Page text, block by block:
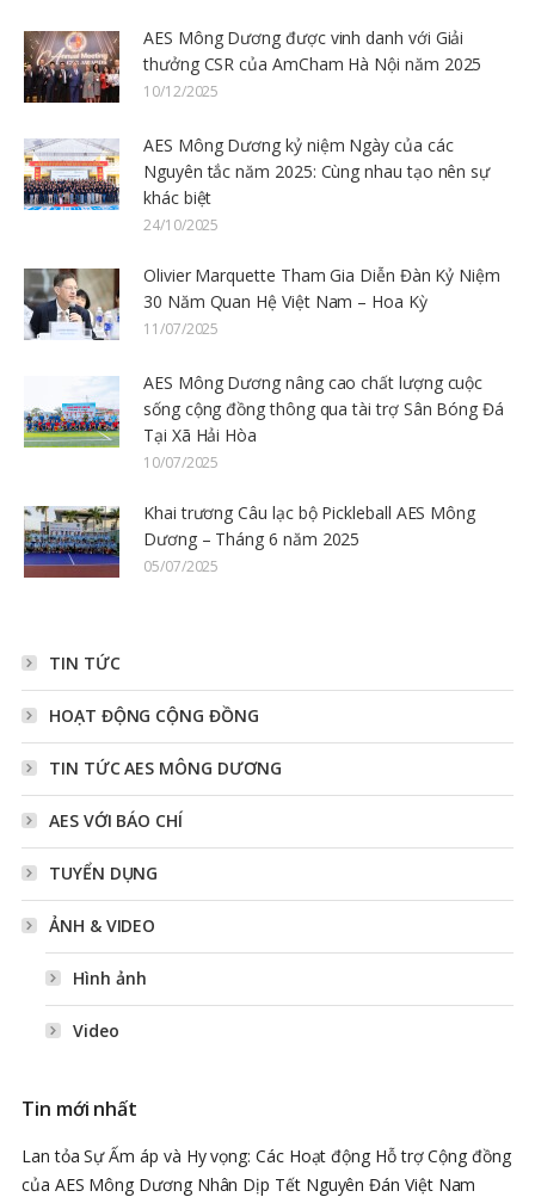
AES Mông Dương được vinh danh với Giải
thưởng CSR của AmCham Hà Nội năm 2025
10/12/2025
AES Mông Dương kỷ niệm Ngày của các
Nguyên tắc năm 2025: Cùng nhau tạo nên sự
khác biệt
24/10/2025
Olivier Marquette Tham Gia Diễn Đàn Kỷ Niệm
30 Năm Quan Hệ Việt Nam – Hoa Kỳ
11/07/2025
AES Mông Dương nâng cao chất lượng cuộc
sống cộng đồng thông qua tài trợ Sân Bóng Đá
Tại Xã Hải Hòa
10/07/2025
Khai trương Câu lạc bộ Pickleball AES Mông
Dương – Tháng 6 năm 2025
05/07/2025
TIN TỨC
HOẠT ĐỘNG CỘNG ĐỒNG
TIN TỨC AES MÔNG DƯƠNG
AES VỚI BÁO CHÍ
TUYỂN DỤNG
ẢNH & VIDEO
Hình ảnh
Video
Tin mới nhất
Lan tỏa Sự Ấm áp và Hy vọng: Các Hoạt động Hỗ trợ Cộng đồng
của AES Mông Dương Nhân Dịp Tết Nguyên Đán Việt Nam